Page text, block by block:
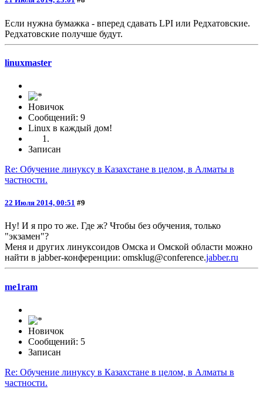
Если нужна бумажка - вперед сдавать LPI или Редхатовские.
Редхатовские получше будут.
linuxmaster
Новичок
Сообщений: 9
Linux в каждый дом!
Записан
Re: Обучение линуксу в Казахстане в целом, в Алматы в
частности.
22 Июля 2014, 00:51 #9
Ну! И я про то же. Где ж? Чтобы без обучения, только
"экзамен"?
Меня и других линуксоидов Омска и Омской области можно
найти в jabber-конференции: omsklug@conference.jabber.ru
me1ram
Новичок
Сообщений: 5
Записан
Re: Обучение линуксу в Казахстане в целом, в Алматы в
частности.